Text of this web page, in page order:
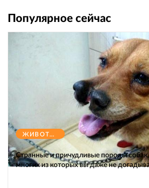
Популярное сейчас
ЖИВОТНЫЕ
Странные и причудливые породы
многих из которых вы даже не